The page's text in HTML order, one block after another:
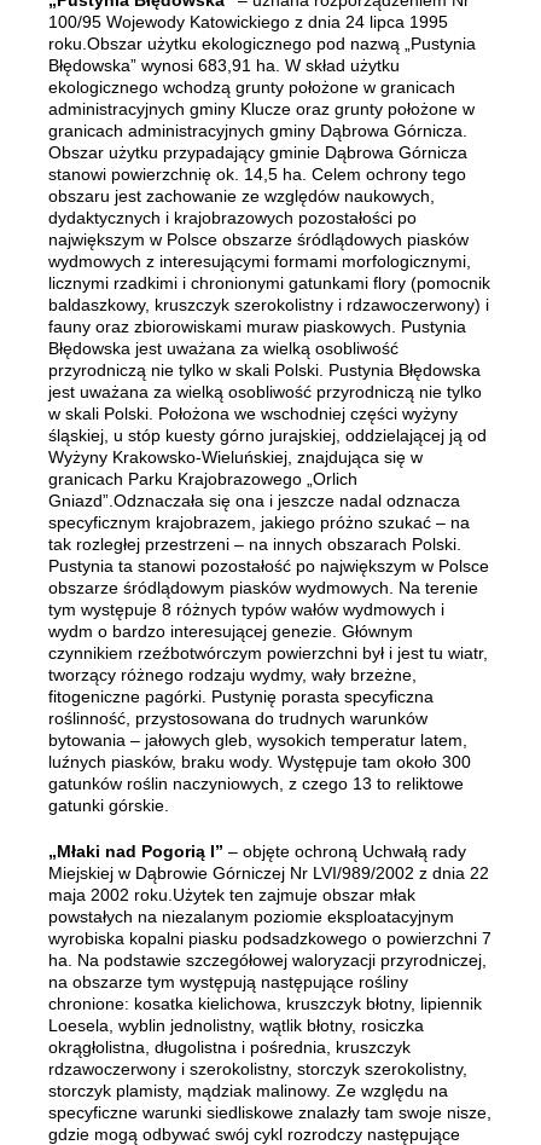
100/95 Wojewody Katowickiego z dnia 24 lipca 1995
roku.Obszar użytku ekologicznego pod nazwą „Pustynia
Błędowska” wynosi 683,91 ha. W skład użytku
ekologicznego wchodzą grunty położone w granicach
administracyjnych gminy Klucze oraz grunty położone w
granicach administracyjnych gminy Dąbrowa Górnicza.
Obszar użytku przypadający gminie Dąbrowa Górnicza
stanowi powierzchnię ok. 14,5 ha. Celem ochrony tego
obszaru jest zachowanie ze względów naukowych,
dydaktycznych i krajobrazowych pozostałości po
największym w Polsce obszarze śródlądowych piasków
wydmowych z interesującymi formami morfologicznymi,
licznymi rzadkimi i chronionymi gatunkami flory (pomocnik
baldaszkowy, kruszczyk szerokolistny i rdzawoczerwony) i
fauny oraz zbiorowiskami muraw piaskowych. Pustynia
Błędowska jest uważana za wielką osobliwość
przyrodniczą nie tylko w skali Polski. Pustynia Błędowska
jest uważana za wielką osobliwość przyrodniczą nie tylko
w skali Polski. Położona we wschodniej części wyżyny
śląskiej, u stóp kuesty górno jurajskiej, oddzielającej ją od
Wyżyny Krakowsko-Wieluńskiej, znajdująca się w
granicach Parku Krajobrazowego „Orlich
Gniazd”.Odznaczała się ona i jeszcze nadal odznacza
specyficznym krajobrazem, jakiego próżno szukać – na
tak rozległej przestrzeni – na innych obszarach Polski.
Pustynia ta stanowi pozostałość po największym w Polsce
obszarze śródlądowym piasków wydmowych. Na terenie
tym występuje 8 różnych typów wałów wydmowych i
wydm o bardzo interesującej genezie. Głównym
czynnikiem rzeźbotwórczym powierzchni był i jest tu wiatr,
tworzący różnego rodzaju wydmy, wały brzeżne,
fitogeniczne pagórki. Pustynię porasta specyficzna
roślinność, przystosowana do trudnych warunków
bytowania – jałowych gleb, wysokich temperatur latem,
luźnych piasków, braku wody. Występuje tam około 300
gatunków roślin naczyniowych, z czego 13 to reliktowe
gatunki górskie.
„Młaki nad Pogorią I” – objęte ochroną Uchwałą rady
Miejskiej w Dąbrowie Górniczej Nr LVI/989/2002 z dnia 22
maja 2002 roku.Użytek ten zajmuje obszar młak
powstałych na niezalanym poziomie eksploatacyjnym
wyrobiska kopalni piasku podsadzkowego o powierzchni 7
ha. Na podstawie szczegółowej waloryzacji przyrodniczej,
na obszarze tym występują następujące rośliny
chronione: kosatka kielichowa, kruszczyk błotny, lipiennik
Loesela, wyblin jednolistny, wątlik błotny, rosiczka
okrągłolistna, długolistna i pośrednia, kruszczyk
rdzawoczerwony i szerokolistny, storczyk szerokolistny,
storczyk plamisty, mądziak malinowy. Ze względu na
specyficzne warunki siedliskowe znalazły tam swoje nisze,
gdzie mogą odbywać swój cykl rozrodczy następujące